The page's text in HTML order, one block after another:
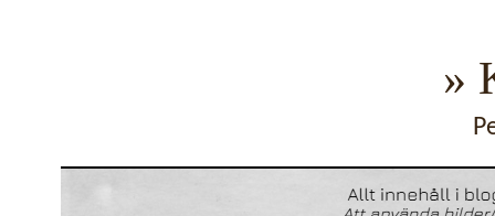
»